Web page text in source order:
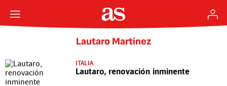
Lautaro Martínez
ITALIA
Lautaro, renovación inminente